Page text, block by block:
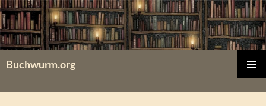
Zum
Inhalt
springen
Buchwurm.org
MENÜ